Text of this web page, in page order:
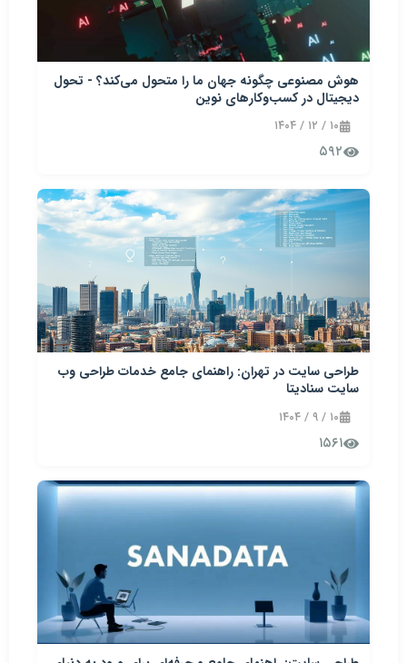
هوش مصنوعی چگونه جهان ما را متحول می‌کند؟ - تحول
دیجیتال در کسب‌وکارهای نوین
۱۰ / ۱۲ / ۱۴۰۴
۵۹۲
طراحی سایت در تهران: راهنمای جامع خدمات طراحی وب
سایت سنادیتا
۱۰ / ۹ / ۱۴۰۴
۱۵۶۱